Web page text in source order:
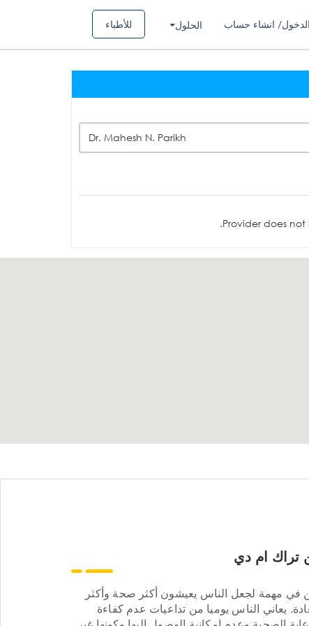
للأطباء الحلول انشاء حساب
Dr. Mahesh N. Parikh
Provider does
تراك ام دي
في مهمة لجعل الناس يعيشون أكثر صحة وأكثر
يعاني الناس يوميا من تداعيات عدم كفاءة